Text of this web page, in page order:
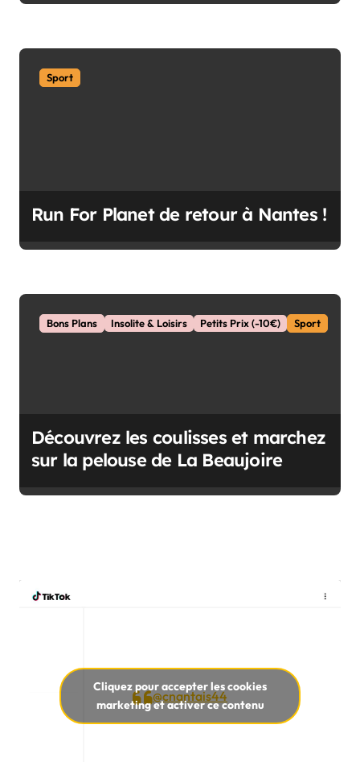
a
Sport
Run For Planet de retour à Nantes !
Bons Plans Insolite & Loisirs Petits Prix (-10€) Sport
Découvrez les coulisses et marchez
sur la pelouse de La Beaujoire
@cnantais44
Cliquez pour accepter les cookies
marketing et activer ce contenu